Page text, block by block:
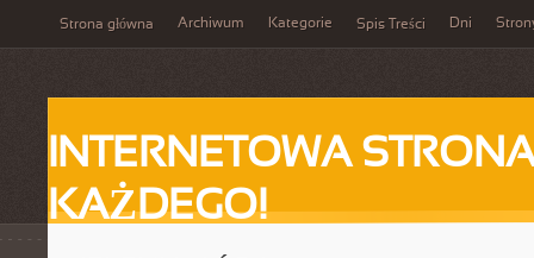
Strona główna Archiwum Kategorie Spis Treści Dni
INTERNETOWA
KAŻDEGO!